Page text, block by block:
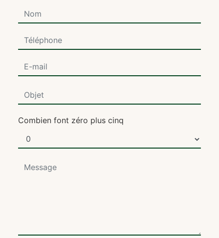
Combien font zéro plus cinq